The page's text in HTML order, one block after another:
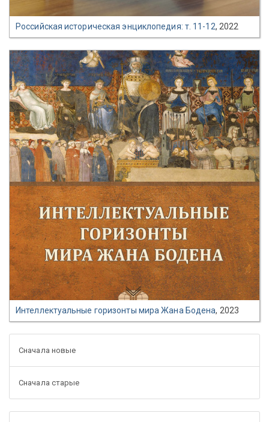
Российская историческая энциклопедия: т. 11-12, 2022
Интеллектуальные горизонты мира Жана Бодена, 2023
Сначала новые
Сначала старые